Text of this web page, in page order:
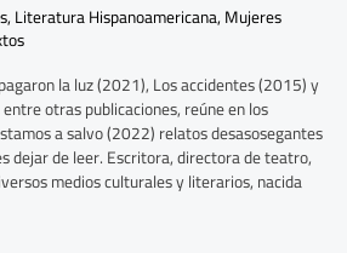
,Literatura Hispanoamericana,Mujeres
la luz (2021), Los accidentes (2015) y
otras publicaciones, reúne en los
a salvo (2022) relatos desasosegantes
dejar de leer. Escritora, directora de teatro,
medios culturales y literarios, nacida